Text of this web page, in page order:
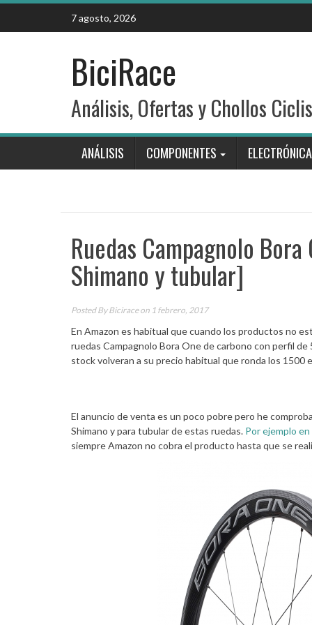
Skip
content
7 agosto, 2026
BiciRace
Análisis, Ofertas y Chollos
ANÁLISIS COMPONENTES ELECTRÓNICA
Ruedas Campagnolo
Shimano y tubular]
Posted ByBiciraceon 1 febrero, 2017
En Amazon es habitual que cuando los productos no
ruedas Campagnolo Bora One de carbono con perfil
stock volveran a su precio habitual que ronda los 1500
El anuncio de venta es un poco pobre pero he
Shimano y para tubular de estas ruedas. Por ejemplo
siempre Amazon no cobra el producto hasta que se